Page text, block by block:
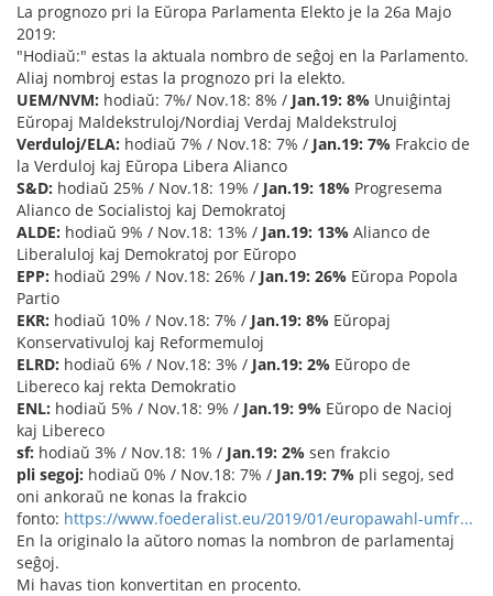
La prognozo pri la Eŭropa Parlamenta Elekto je la 26a Majo
2019:
"Hodiaŭ:" estas la aktuala nombro de seĝoj en la Parlamento.
Aliaj nombroj estas la prognozo pri la elekto.
UEM/NVM: hodiaŭ: 7%/ Nov.18: 8% / Jan.19: 8% Unuiĝintaj
Eŭropaj Maldekstruloj/Nordiaj Verdaj Maldekstruloj
Verduloj/ELA: hodiaŭ 7% / Nov.18: 7% / Jan.19: 7% Frakcio de
la Verduloj kaj Eŭropa Libera Alianco
S&D: hodiaŭ 25% / Nov.18: 19% / Jan.19: 18% Progresema
Alianco de Socialistoj kaj Demokratoj
ALDE: hodiaŭ 9% / Nov.18: 13% / Jan.19: 13% Alianco de
Liberaluloj kaj Demokratoj por Eŭropo
EPP: hodiaŭ 29% / Nov.18: 26% / Jan.19: 26% Eŭropa Popola
Partio
EKR: hodiaŭ 10% / Nov.18: 7% / Jan.19: 8% Eŭropaj
Konservativuloj kaj Reformemuloj
ELRD: hodiaŭ 6% / Nov.18: 3% / Jan.19: 2% Eŭropo de
Libereco kaj rekta Demokratio
ENL: hodiaŭ 5% / Nov.18: 9% / Jan.19: 9% Eŭropo de Nacioj
kaj Libereco
sf: hodiaŭ 3% / Nov.18: 1% / Jan.19: 2% sen frakcio
pli segoj: hodiaŭ 0% / Nov.18: 7% / Jan.19: 7% pli segoj, sed
oni ankoraŭ ne konas la frakcio
fonto: https://www.foederalist.eu/2019/01/europawahl-umfr...
En la originalo la aŭtoro nomas la nombron de parlamentaj
seĝoj.
Mi havas tion konvertitan en procento.